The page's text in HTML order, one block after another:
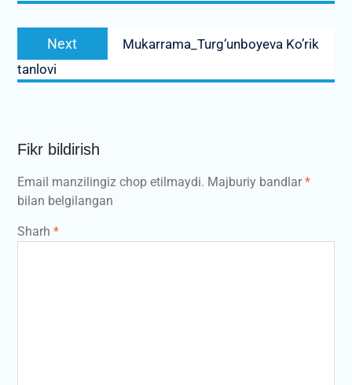
Next
Next
post:
Mukarrama_Turg‘unboyeva Ko’rik
tanlovi
Fikr bildirish
Email manzilingiz chop etilmaydi. Majburiy bandlar*
bilan belgilangan
Sharh *